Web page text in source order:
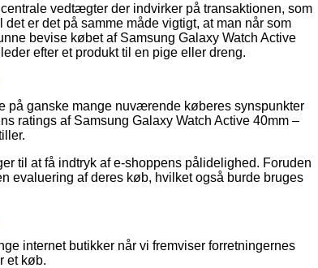
vedtægter der indvirker på transaktionen, som
er det på samme måde vigtigt, at man når som
bevise købet af Samsung Galaxy Watch Active
efter et produkt til en pige eller dreng.
ganske mange nuværende køberes synspunkter
ratings af Samsung Galaxy Watch Active 40mm –
til at få indtryk af e-shoppens pålidelighed. Foruden
evaluering af deres køb, hvilket også burde bruges
internet butikker når vi fremviser forretningernes
et køb.